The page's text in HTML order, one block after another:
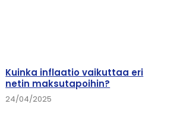
Kuinka inflaatio vaikuttaa eri
netin maksutapoihin?
24/04/2025